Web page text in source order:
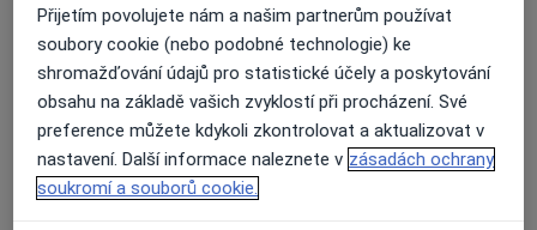
Přiblížit mapuse otevře v nové záložce
Dostupnost
Na této adrese online kalendář není aktivní
Co mám v takové situaci udělat?
Více
Přijetím povolujete nám a našim partnerům používat
soubory cookie (nebo podobné technologie) ke
shromažďování údajů pro statistické účely a poskytování
obsahu na základě vašich zvyklostí při procházení. Své
preference můžete kdykoli zkontrolovat a aktualizovat v
nastavení. Další informace naleznete v zásadách ochrany
soukromí a souborů cookie.